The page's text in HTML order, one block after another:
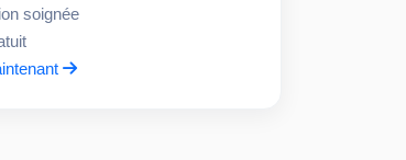
soignée